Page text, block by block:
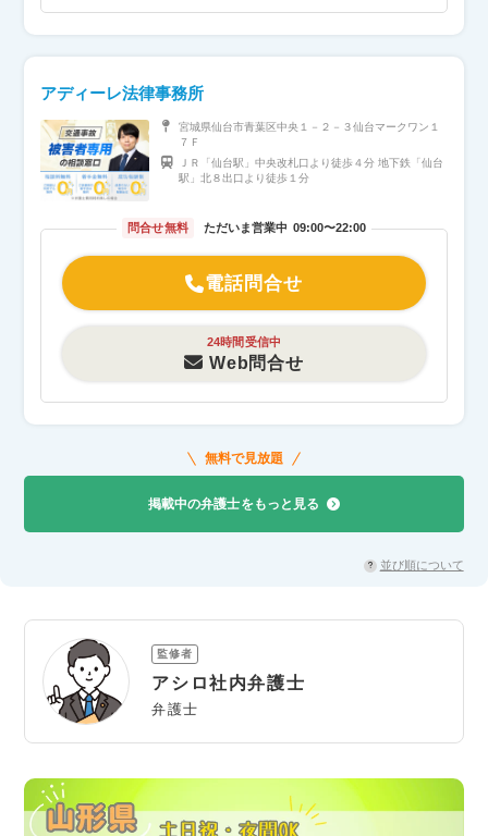
アディーレ法律事務所
宮城県仙台市青葉区中央１－２－３仙台マークワン１
７Ｆ
ＪＲ「仙台駅」中央改札口より徒歩４分 地下鉄「仙台
駅」北８出口より徒歩１分
問合せ無料 ただいま営業中 09:00〜22:00
電話問合せ
24時間受信中
Web問合せ
無料で見放題
掲載中の弁護士をもっと見る
並び順について
監修者
アシロ社内弁護士
弁護士